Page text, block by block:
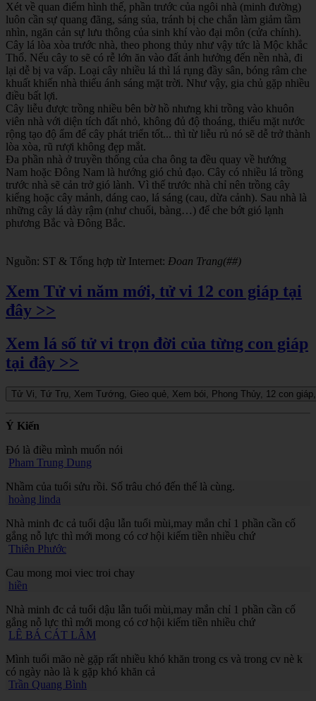
Xét về quan điểm hình thế, phần trước của ngôi nhà (minh đường)
luôn cần sự quang đãng, sáng sủa, tránh bị che chắn làm giảm tầm
nhìn, ngăn cản sự lưu thông của sinh khí vào đại môn (cửa chính).
Cây lá lòa xòa trước nhà, theo phong thủy như vậy tức là Mộc khắc
Thổ. Nếu cây to sẽ có rễ lớn ăn vào đất ảnh hưởng đến nền nhà, đi
lại dễ bị va vấp. Loại cây nhiều lá thì lá rụng đầy sân, bóng râm che
khuất khiến nhà thiếu ánh sáng mặt trời. Như vậy, gia chủ gặp nhiều
điều bất lợi.
Cây liễu được trồng nhiều bên bờ hồ nhưng khi trồng vào khuôn
viên nhà với diện tích đất nhỏ, không đủ độ thoáng, thiếu mặt nước
rộng tạo độ ẩm để cây phát triển tốt... thì từ liễu rủ nó sẽ dễ trở thành
lòa xòa, rũ rượi không đẹp mắt.
Đa phần nhà ở truyền thống của cha ông ta đều quay về hướng
Nam hoặc Đông Nam là hướng gió chủ đạo. Cây có nhiều lá trồng
trước nhà sẽ cản trở gió lành. Vì thế trước nhà chỉ nên trồng cây
kiểng hoặc cây mảnh, dáng cao, lá sáng (cau, dừa cảnh). Sau nhà là
những cây lá dày rậm (như chuối, bàng…) để che bớt gió lạnh
phương Bắc và Đông Bắc.
Nguồn: ST & Tổng hợp từ Internet: Đoan Trang(##)
Xem Tử vi năm mới, tử vi 12 con giáp tại
đây >>
Xem lá số tử vi trọn đời của từng con giáp
tại đây >>
Ý Kiến
Đó là điều mình muốn nói
Pham Trung Dung
Nhầm của tuổi sửu rồi. Số trâu chó đến thế là cùng.
hoàng linda
Nhà minh đc cả tuổi dậu lẫn tuổi mùi,may mắn chỉ 1 phần cần cố
gắng nỗ lực thì mới mong có cơ hội kiếm tiền nhiều chứ
Thiên Phước
Cau mong moi viec troi chay
hiền
Nhà minh đc cả tuổi dậu lẫn tuổi mùi,may mắn chỉ 1 phần cần cố
gắng nỗ lực thì mới mong có cơ hội kiếm tiền nhiều chứ
LÊ BÁ CÁT LÂM
Mình tuổi mão nè gặp rất nhiều khó khăn trong cs và trong cv nè k
có ngày nào là k gặp khó khăn cả
Trần Quang Bình